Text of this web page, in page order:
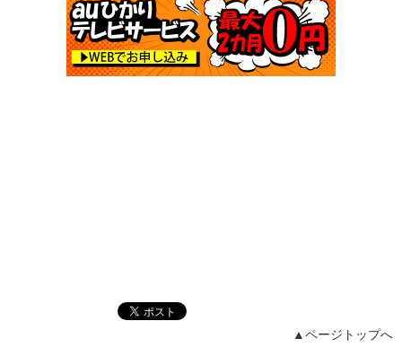
▲ページトップへ